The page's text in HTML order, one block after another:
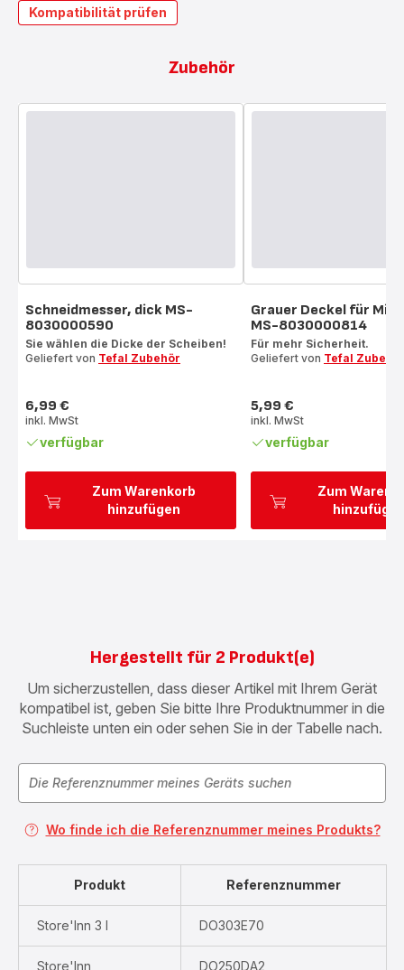
Kompatibilität prüfen
Zubehör
Zum Warenkorb
hinzufügen
Schneidmesser, dick MS-
8030000590
Sie wählen die Dicke der Scheiben!
Geliefert von Tefal Zubehör
Preis
6,99 €
inkl. MwSt
verfügbar
Zum
Grauer Deckel für
MS-8030000814
Für mehr Sicherheit.
Geliefert von Tefal
Preis
5,99 €
inkl. MwSt
verfügbar
Hergestellt für 2 Produkt(e)
Um sicherzustellen, dass dieser Artikel mit Ihrem Gerät
kompatibel ist, geben Sie bitte Ihre Produktnummer in die
Suchleiste unten ein oder sehen Sie in der Tabelle nach.
Wo finde ich die Referenznummer meines Produkts?
Produkt Referenznummer
Store'Inn 3 l DO303E70
Store'Inn DO250DA2